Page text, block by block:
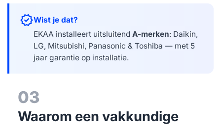
verifiedWist je dat?
EKAA installeert uitsluitendA-merken: Daikin,
LG, Mitsubishi, Panasonic & Toshiba — met 5
jaar garantie op installatie.
03
Waarom een vakkundige